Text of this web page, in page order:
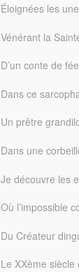
Éloignées les
Vénérant la
D’un conte de
Dans ce
Un prêtre
Dans une
Je découvre les
Où l’impossible
Du Créateur
Le XXème